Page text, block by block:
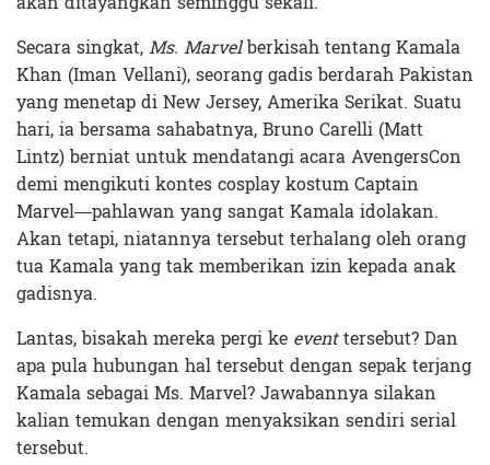
Secara singkat,Ms. Marvelberkisah tentang Kamala
Khan (Iman Vellani), seorang gadis berdarah Pakistan
yang menetap di New Jersey, Amerika Serikat. Suatu
hari, ia bersama sahabatnya, Bruno Carelli (Matt
Lintz) berniat untuk mendatangi acara AvengersCon
demi mengikuti kontes cosplay kostum Captain
Marvel—pahlawan yang sangat Kamala idolakan.
Akan tetapi, niatannya tersebut terhalang oleh orang
tua Kamala yang tak memberikan izin kepada anak
gadisnya.
Lantas, bisakah mereka pergi ke eventtersebut? Dan
apa pula hubungan hal tersebut dengan sepak terjang
Kamala sebagai Ms. Marvel? Jawabannya silakan
kalian temukan dengan menyaksikan sendiri serial
tersebut.